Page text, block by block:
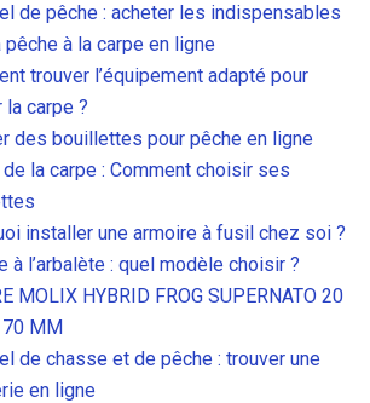
de pêche : acheter les indispensables
pêche à la carpe en ligne
trouver l’équipement adapté pour
la carpe ?
des bouillettes pour pêche en ligne
la carpe : Comment choisir ses
installer une armoire à fusil chez soi ?
à l’arbalète : quel modèle choisir ?
MOLIX HYBRID FROG SUPERNATO 20
70 MM
de chasse et de pêche : trouver une
en ligne